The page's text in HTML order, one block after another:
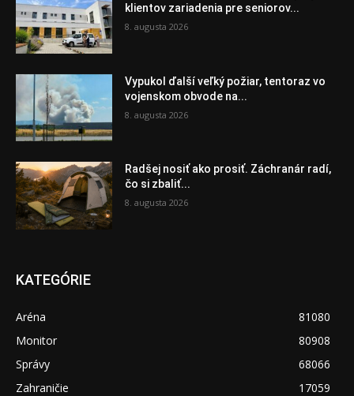
klientov zariadenia pre seniorov...
8. augusta 2026
Vypukol ďalší veľký požiar, tentoraz vo
vojenskom obvode na...
8. augusta 2026
Radšej nosiť ako prosiť. Záchranár radí,
čo si zbaliť...
8. augusta 2026
KATEGÓRIE
Aréna
81080
Monitor
80908
Správy
68066
Zahraničie
17059